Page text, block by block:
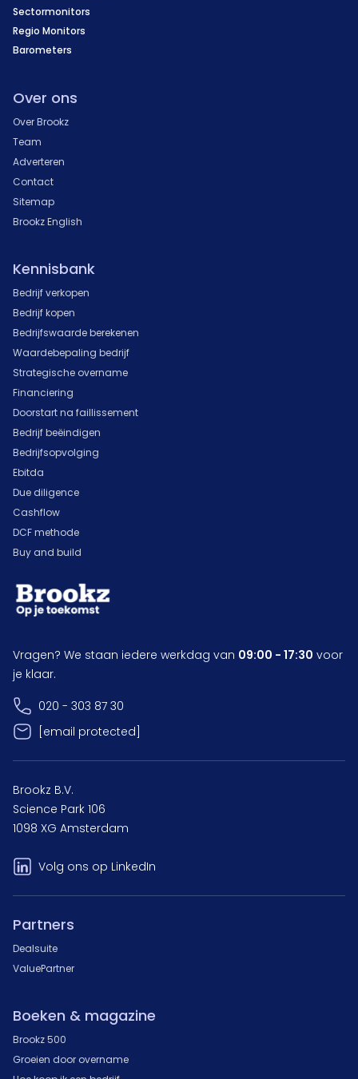
Sectormonitors
Regio Monitors
Barometers
Over ons
Over Brookz
Team
Adverteren
Contact
Sitemap
Brookz English
Kennisbank
Bedrijf verkopen
Bedrijf kopen
Bedrijfswaarde berekenen
Waardebepaling bedrijf
Strategische overname
Financiering
Doorstart na faillissement
Bedrijf beëindigen
Bedrijfsopvolging
Ebitda
Due diligence
Cashflow
DCF methode
Buy and build
Vragen? We staan iedere werkdag van 09:00 - 17:30 voor
je klaar.
020 - 303 87 30
[email protected]
Brookz B.V.
Science Park 106
1098 XG Amsterdam
Volg ons op LinkedIn
Partners
Dealsuite
ValuePartner
Boeken & magazine
Brookz 500
Groeien door overname